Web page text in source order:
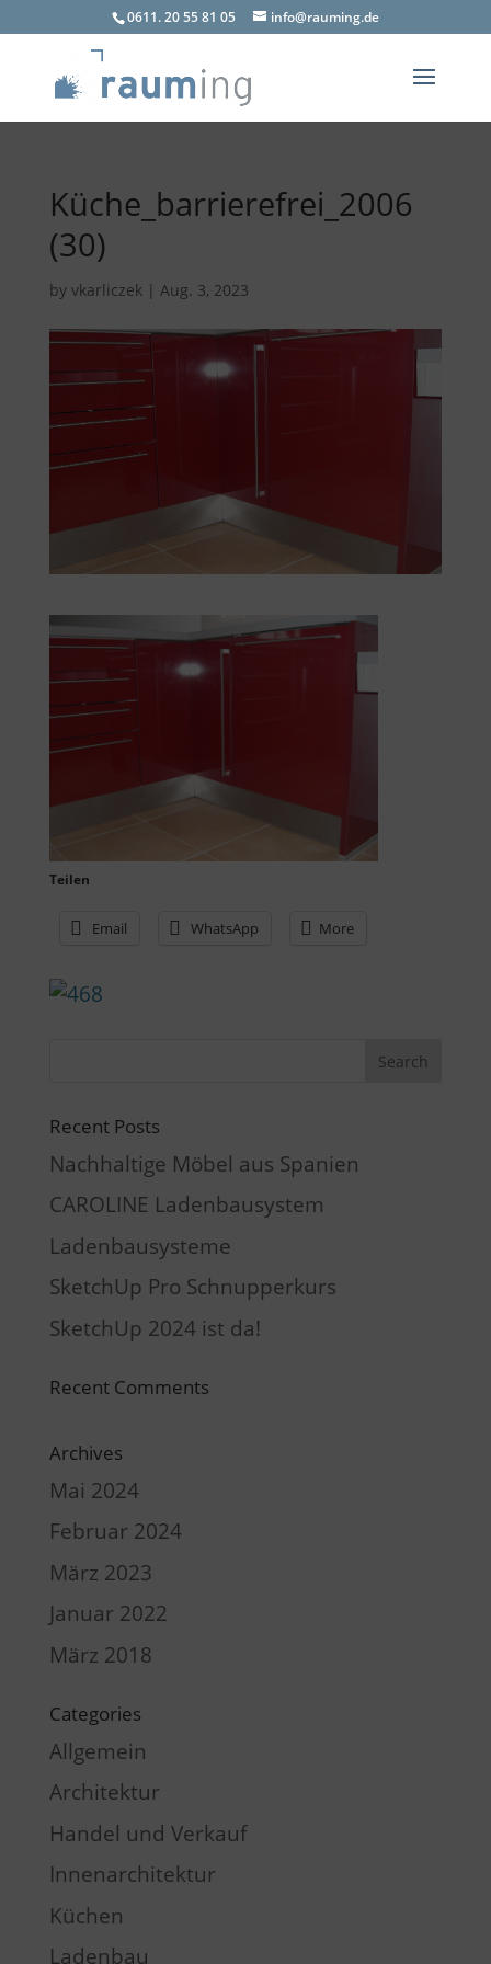
0611. 20 55 81 05 info@rauming.de
Küche_barrierefrei_2006
(30)
by vkarliczek| Aug. 3, 2023
Teilen
Email WhatsApp More
Recent Posts
Nachhaltige Möbel aus Spanien
CAROLINE Ladenbausystem
Ladenbausysteme
SketchUp Pro Schnupperkurs
SketchUp 2024 ist da!
Recent Comments
Archives
Mai 2024
Februar 2024
März 2023
Januar 2022
März 2018
Categories
Allgemein
Architektur
Handel und Verkauf
Innenarchitektur
Küchen
Ladenbau